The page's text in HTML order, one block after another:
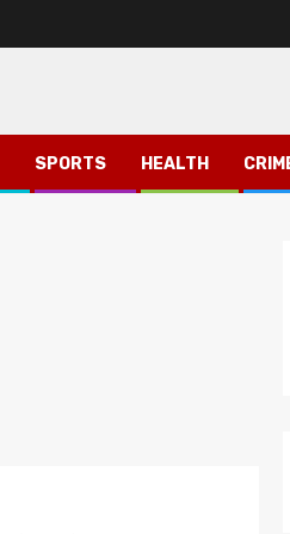
SPORTS HEALTH